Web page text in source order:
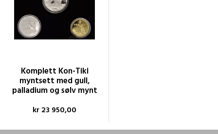
Komplett Kon-Tiki
myntsett med gull,
palladium og sølv mynt
kr 23 950,00